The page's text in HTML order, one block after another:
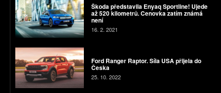
Škoda představila Enyaq Sportline! Ujede
až 520 kilometrů. Cenovka zatím známá
není
16. 2. 2021
Ford Ranger Raptor. Síla USA přijela do
Česka
25. 10. 2022